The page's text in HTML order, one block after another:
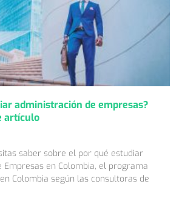
administración de empresas?
artículo
saber sobre el por qué estudiar
Empresas en Colombia, el programa
Colombia según las consultoras de